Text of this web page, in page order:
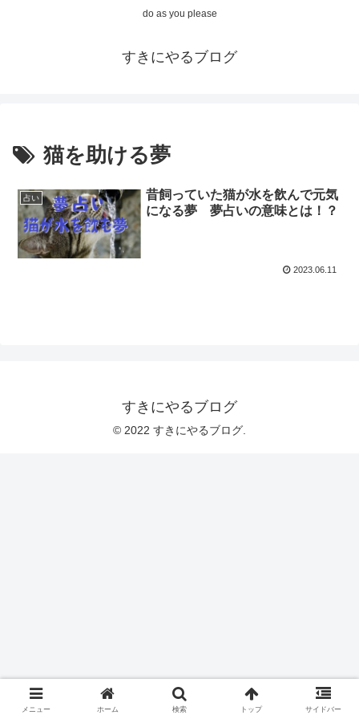
do as you please
すきにやるブログ
猫を助ける夢
占い
昔飼っていた猫が水を飲んで元気
になる夢 夢占いの意味とは！？
2023.06.11
すきにやるブログ
© 2022 すきにやるブログ.
メニュー ホーム 検索 トップ サイドバー